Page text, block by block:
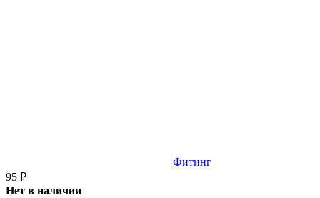
Фитинг
95 ₽
Нет в наличии